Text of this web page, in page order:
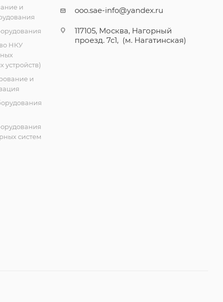
и
НКУ
устройств)
и
систем
ooo.sae-info@yandex.ru
117105, Москва, Нагорный
проезд. 7с1, (м. Нагатинская)